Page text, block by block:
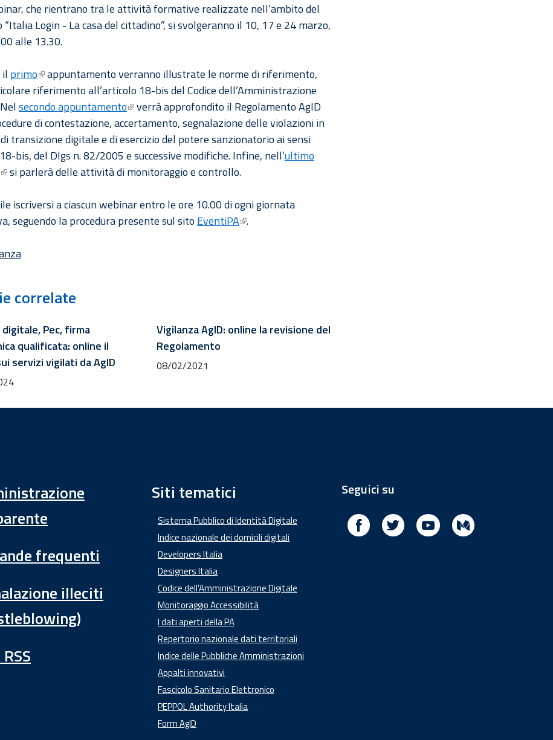
che rientrano tra le attività formative realizzate nell’ambito del
Login - La casa del cittadino”, si svolgeranno il 10, 17 e 24 marzo,
alle 13.30.
primo
appuntamento verranno illustrate le norme di riferimento,
riferimento all’articolo 18-bis del Codice dell’Amministrazione
secondo appuntamento
verrà approfondito il Regolamento AgID
di contestazione, accertamento, segnalazione delle violazioni in
transizione digitale e di esercizio del potere sanzionatorio ai sensi
bis, del Dlgs n. 82/2005 e successive modifiche. Infine, nell’ultimo
si parlerà delle attività di monitoraggio e controllo.
iscriversi a ciascun webinar entro le ore 10.00 di ogni giornata
seguendo la procedura presente sul sito EventiPA .
correlate
Pec, firma
qualificata: online il
servizi vigilati da AgID
Vigilanza AgID: online la revisione del
Regolamento
08/02/2021
frequenti
illeciti
Siti tematici
Sistema Pubblico di Identità Digitale
Indice nazionale dei domicili digitali
Developers Italia
Designers Italia
Codice dell'Amministrazione Digitale
Monitoraggio Accessibilità
I dati aperti della PA
Repertorio nazionale dati territoriali
Indice delle Pubbliche Amministrazioni
Appalti innovativi
Fascicolo Sanitario Elettronico
PEPPOL Authority Italia
Form AgID
Seguici su
Facebook Twitter Youtube